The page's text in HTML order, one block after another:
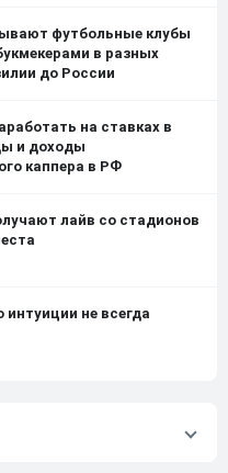
футбольные клубы
в разных
до России
на ставках в
и доходы
каппера в РФ
лайв со стадионов
интуиции не всегда